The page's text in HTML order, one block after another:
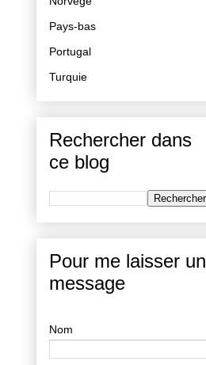
Pays-bas
Portugal
Turquie
Rechercher dans
ce blog
Pour me laisser un
message
Nom